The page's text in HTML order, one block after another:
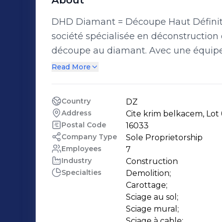
DHD Diamant = Découpe Haut Définition Diamant
société spécialisée en
découpe au diamant. Avec une équipe dynamique, mobile et réactive, DHD
Diamant réalise pour vous, tous types
millimétrée. Notre savoir faire, ainsi que notre matériel nous permettent
d’intervenir dans lieux diverses et
résidentiels ou professionnels. DHD Diamant propose d’autres services lie au
sciage et carottage de béton afin de
ces clients, le scellement des
et démolition complète ou partiel des
Read More
Country DZ
Address Cite krim belkacem, Lot
Postal Code 16033
Company Type Sole Proprietorship
Employees 7
Industry Construction
Specialties
Demolition;
Carottage;
Sciage au sol;
Sciage mural;